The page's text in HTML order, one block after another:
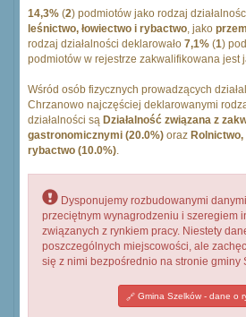
14,3% (2) podmiotów jako rodzaj
leśnictwo, łowiectwo i rybactwo, jako
rodzaj działalności deklarowało 7,1% (1)
podmiotów w rejestrze zakwalifikowana jest
Wśród osób fizycznych prowadzących
Chrzanowo najczęściej deklarowanymi
działalności są Działalność związana z
gastronomicznymi (20.0%) oraz
rybactwo (10.0%).
Dysponujemy rozbudowanymi
przeciętnym wynagrodzeniu i szeregiem
związanych z rynkiem pracy. Niestety
poszczególnych miejscowości, ale
się z nimi bezpośrednio na stronie gminy
Gmina Szelków - dane o